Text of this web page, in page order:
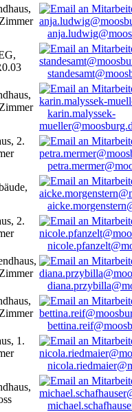
karin.malyssek-
2.
2.
1.